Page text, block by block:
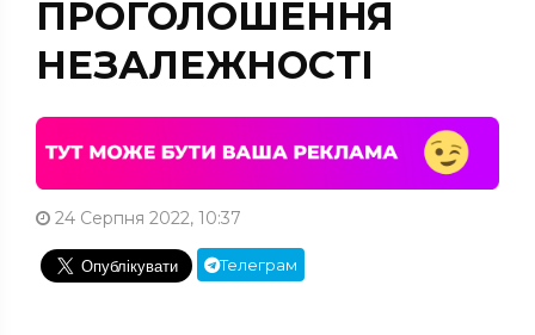
ПРОГОЛОШЕННЯ
НЕЗАЛЕЖНОСТІ
24 Серпня 2022, 10:37
Телеграм